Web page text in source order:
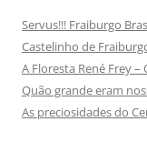
Servus!!! Fraiburgo
Castelinho de
A Floresta René Frey
Quão grande eram
As preciosidades do